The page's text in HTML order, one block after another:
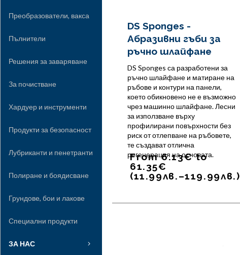
Преобразователи, вакса
Пълнители
Решения за заваряване
За почистване
Хардуер и инструменти
Продукти за безопасност
Лубриканти и пенетранти
Полиране и боядисване
Грундове, бои и лакове
Специални продукти
ЗА НАС
DS Sponges -
Абразивни гъби за
ръчно шлайфане
DS Sponges са разработени за
ръчно шлайфане и матиране на
ръбове и контури на панели,
което обикновено не е възможно
чрез машинно шлайфане. Лесни
за използване върху
профилирани повърхности без
риск от отлепване на ръбовете,
те създават отлична
регенерация на основата.
From6.13€to
61.35€
(11.99лв.–119.99лв.)